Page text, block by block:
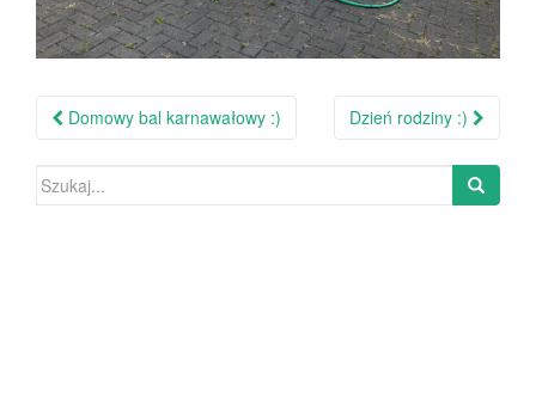
Nawigacja po wpisie
Domowy bal karnawałowy :) Dzień rodziny :)
Szukaj: